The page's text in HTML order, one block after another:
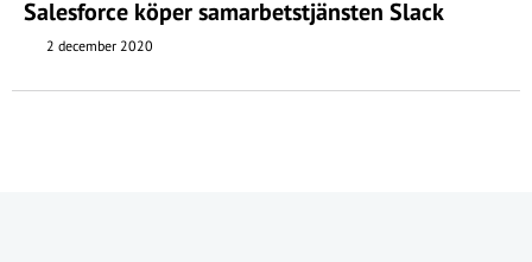
Salesforce köper samarbetstjänsten Slack
2 december 2020